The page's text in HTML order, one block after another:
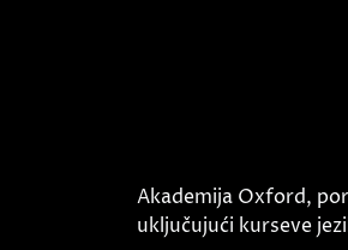
Akademija Oxford,
uključujući kurseve